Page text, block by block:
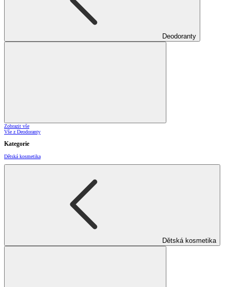
Deodoranty
Zobrazit vše
Vše z Deodoranty
Kategorie
Dětská kosmetika
Dětská kosmetika